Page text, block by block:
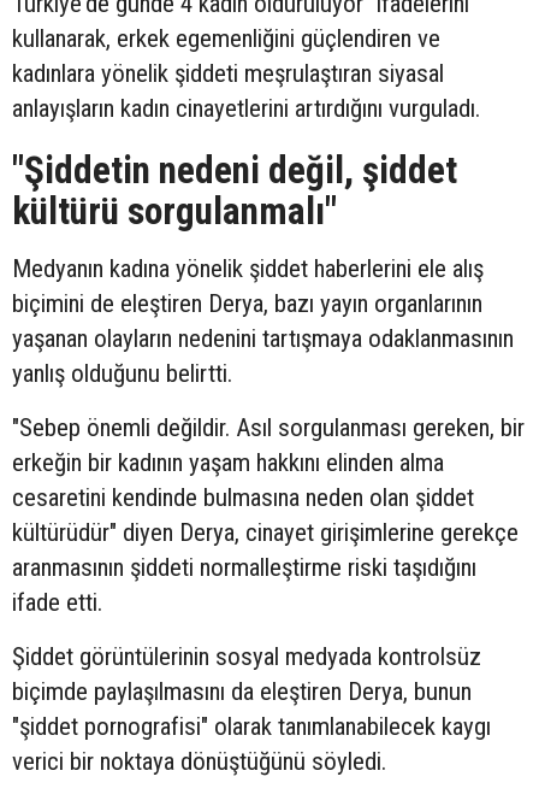
kullanarak, erkek egemenliğini güçlendiren ve
kadınlara yönelik şiddeti meşrulaştıran siyasal
anlayışların kadın cinayetlerini artırdığını vurguladı.
"Şiddetin nedeni değil, şiddet
kültürü sorgulanmalı"
Medyanın kadına yönelik şiddet haberlerini ele alış
biçimini de eleştiren Derya, bazı yayın organlarının
yaşanan olayların nedenini tartışmaya odaklanmasının
yanlış olduğunu belirtti.
"Sebep önemli değildir. Asıl sorgulanması gereken, bir
erkeğin bir kadının yaşam hakkını elinden alma
cesaretini kendinde bulmasına neden olan şiddet
kültürüdür" diyen Derya, cinayet girişimlerine gerekçe
aranmasının şiddeti normalleştirme riski taşıdığını
ifade etti.
Şiddet görüntülerinin sosyal medyada kontrolsüz
biçimde paylaşılmasını da eleştiren Derya, bunun
"şiddet pornografisi" olarak tanımlanabilecek kaygı
verici bir noktaya dönüştüğünü söyledi.